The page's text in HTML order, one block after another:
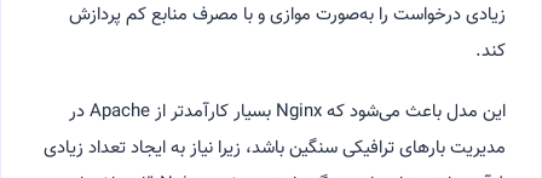
زیادی درخواست را به‌صورت موازی و با مصرف منابع کم پردازش
کند.
این مدل باعث می‌شود که Nginx بسیار کارآمدتر از Apache در
مدیریت بارهای ترافیکی سنگین باشد، زیرا نیاز به ایجاد تعداد زیادی